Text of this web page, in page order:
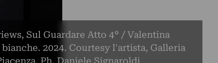
Sul Guardare Atto 4° / Valentina
2024. Courtesy l'artista, Galleria